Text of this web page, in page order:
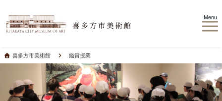
Menu
喜多方市美術館 鑑賞授業